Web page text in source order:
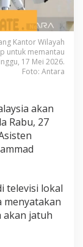
Kantor Wilayah
untuk memantau
17 Mei 2026.
Foto: Antara
akan
Rabu, 27
televisi lokal
menyatakan
akan jatuh